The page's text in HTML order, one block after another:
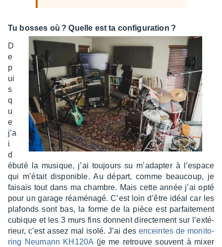
Tu bosses où ? Quelle est ta confi­gu­ra­tion ?
D
e
p
ui
s
q
u
e
j’a
i
d
ébuté la musique, j’ai toujours su m’adap­ter à l’es­pace
qui m’était dispo­nible. Au départ, comme beau­coup, je
faisais tout dans ma chambre. Mais cette année j’ai opté
pour un garage réamé­nagé. C’est loin d’être idéal car les
plafonds sont bas, la forme de la pièce est parfai­te­ment
cubique et les 3 murs fins donnent direc­te­ment sur l’ex­té­
rieur, c’est assez mal isolé. J’ai des enceintes de moni­to­
ring Neumann KH120A (je me retrouve souvent à mixer